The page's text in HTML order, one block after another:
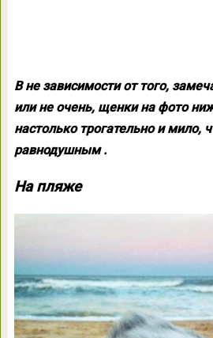
В не зависимости от того,
или не очень, щенки на фото
настолько трогательно и мило,
равнодушным .
На пляже